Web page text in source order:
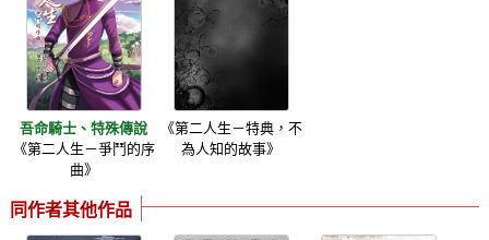
吾命騎士、特殊傳說
《第二人生－爭鬥的序
曲》
《第二人生－特典，不
為人知的故事》
同作者其他作品